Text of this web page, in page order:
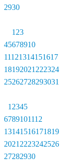
2930
1 23
45678910
11121314151617
18192021 222324
25262728293031
1 2345
6789101112
13141516171819
2021 2223242526
27282930